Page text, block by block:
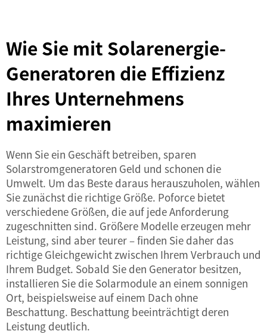
Wie Sie mit Solarenergie-
Generatoren die Effizienz
Ihres Unternehmens
maximieren
Wenn Sie ein Geschäft betreiben, sparen
Solarstromgeneratoren Geld und schonen die
Umwelt. Um das Beste daraus herauszuholen, wählen
Sie zunächst die richtige Größe. Poforce bietet
verschiedene Größen, die auf jede Anforderung
zugeschnitten sind. Größere Modelle erzeugen mehr
Leistung, sind aber teurer – finden Sie daher das
richtige Gleichgewicht zwischen Ihrem Verbrauch und
Ihrem Budget. Sobald Sie den Generator besitzen,
installieren Sie die Solarmodule an einem sonnigen
Ort, beispielsweise auf einem Dach ohne
Beschattung. Beschattung beeinträchtigt deren
Leistung deutlich.